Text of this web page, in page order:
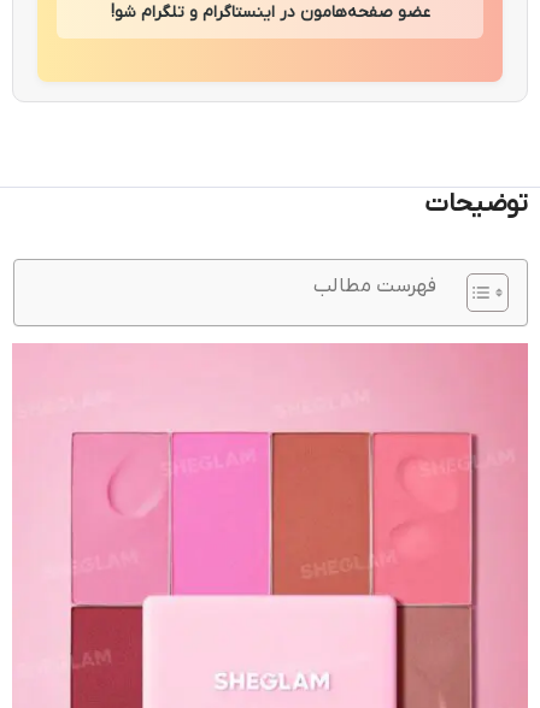
عضو صفحه‌هامون در اینستاگرام و تلگرام شو!
توضیحات
فهرست مطالب